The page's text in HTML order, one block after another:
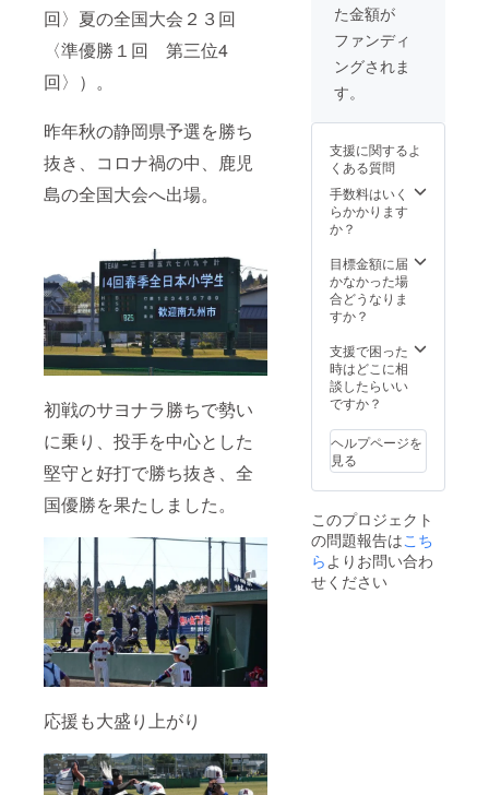
回〉夏の全国大会２３回
〈準優勝１回 第三位4
回〉）。
昨年秋の静岡県予選を勝ち
抜き、コロナ禍の中、鹿児
島の全国大会へ出場。
初戦のサヨナラ勝ちで勢い
に乗り、投手を中心とした
堅守と好打で勝ち抜き、全
国優勝を果たしました。
応援も大盛り上がり
た金額が
ファンディ
ングされま
す。
支援に関するよ
くある質問
手数料はいく
らかかります
か？
目標金額に届
かなかった場
合どうなりま
すか？
支援で困った
時はどこに相
談したらいい
ですか？
ヘルプページを
見る
このプロジェクト
の問題報告はこち
ら よりお問い合わ
せください